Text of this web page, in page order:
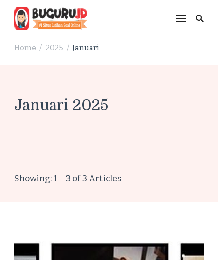
Buguru.id Kisi-Kisi
Untuk Membuat Anak
Jadi Lebih Pintar
Home / 2025 / Januari
Januari 2025
Showing: 1 - 3 of 3 Articles